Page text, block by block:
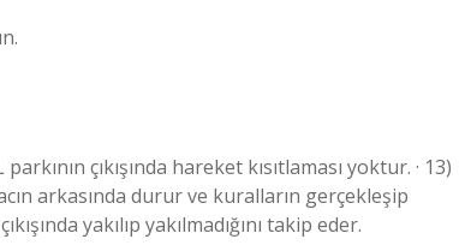
çıkışında hareket kısıtlaması yoktur. · 13)
arkasında durur ve kuralların gerçekleşip
yakılıp yakılmadığını takip eder.